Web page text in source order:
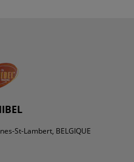
St-Lambert, BELGIQUE